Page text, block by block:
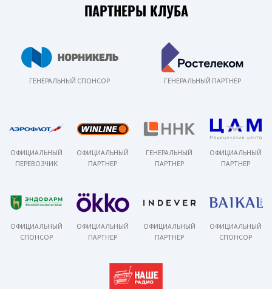
ПАРТНЕРЫ КЛУБА
ГЕНЕРАЛЬНЫЙ СПОНСОР ГЕНЕРАЛЬНЫЙ ПАРТНЕР
ОФИЦИАЛЬНЫЙ
ПЕРЕВОЗЧИК
ОФИЦИАЛЬНЫЙ
ПАРТНЕР
ГЕНЕРАЛЬНЫЙ
ПАРТНЕР
ОФИЦИАЛЬНЫЙ
ПАРТНЕР
ОФИЦИАЛЬНЫЙ
СПОНСОР
ОФИЦИАЛЬНЫЙ
ПАРТНЕР
ОФИЦИАЛЬНЫЙ
ПАРТНЕР
ОФИЦИАЛЬНЫЙ
СПОНСОР